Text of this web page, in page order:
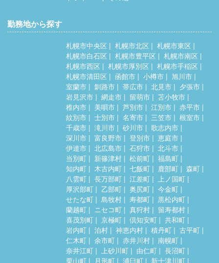
勤務地から探す
札幌市中央区 札幌市北区
札幌市東区
札幌市白石区
札幌市豊平区
札幌市南区
札幌市西区
札幌市厚別区
札幌市手稲区
札幌市清田区
函館市 小樽市
旭川市
室蘭市
釧路市 帯広市 北見市
夕張市
岩見沢市
網走市 留萌市
苫小牧市
稚内市
美唄市 芦別市 江別市
赤平市
紋別市
士別市 名寄市 三笠市
根室市
千歳市
滝川市 砂川市
歌志内市
深川市
富良野市 登別市
恵庭市
伊達市
北広島市 石狩市
北斗市
当別町
新篠津村 松前町
福島町
知内町
木古内町 七飯町 鹿部町
森町
八雲町
長万部町 江差町
上ノ国町
厚沢部町
乙部町 奥尻町
今金町
せたな町
島牧村 寿都町
黒松内町
蘭越町
ニセコ町 真狩村
留寿都村
喜茂別町
京極町 倶知安町
共和町
岩内町
泊村 神恵内村 積丹町
古平町
仁木町
余市町 赤井川村
南幌町
奈井江町
上砂川町 由仁町
長沼町
栗山町
月形町 浦臼町
新十津川町